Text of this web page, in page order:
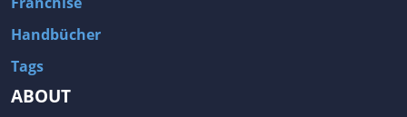
Handbücher
Tags
ABOUT